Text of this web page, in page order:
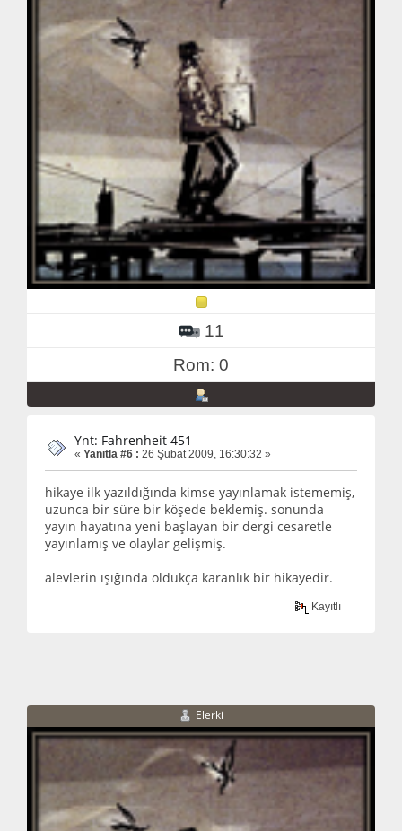
11
Rom: 0
Ynt: Fahrenheit 451
« Yanıtla #6 : 26 Şubat 2009, 16:30:32 »
hikaye ilk yazıldığında kimse yayınlamak istememiş,
uzunca bir süre bir köşede beklemiş. sonunda
yayın hayatına yeni başlayan bir dergi cesaretle
yayınlamış ve olaylar gelişmiş.
alevlerin ışığında oldukça karanlık bir hikayedir.
Kayıtlı
Elerki